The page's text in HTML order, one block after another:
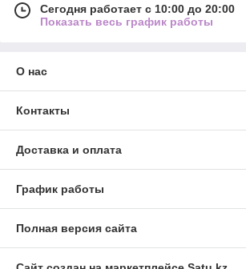
Сегодня работает с 10:00 до 20:00
Показать весь график работы
О нас
Контакты
Доставка и оплата
График работы
Полная версия сайта